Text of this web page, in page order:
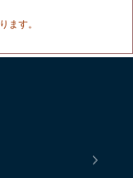
ます。